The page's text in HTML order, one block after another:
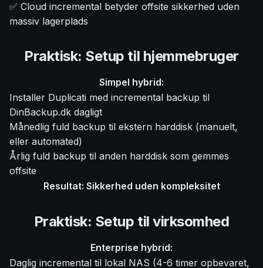
✅ Cloud incremental betyder offsite sikkerhed uden
massiv lagerplads
Praktisk: Setup til hjemmebruger
Simpel hybrid:
Installer Duplicati med incremental backup til
DinBackup.dk dagligt
Månedlig fuld backup til ekstern harddisk (manuelt,
eller automated)
Årlig fuld backup til anden harddisk som gemmes
offsite
Resultat: Sikkerhed uden kompleksitet
Praktisk: Setup til virksomhed
Enterprise hybrid:
Daglig incremental til lokal NAS (4-6 timer opbevaret,